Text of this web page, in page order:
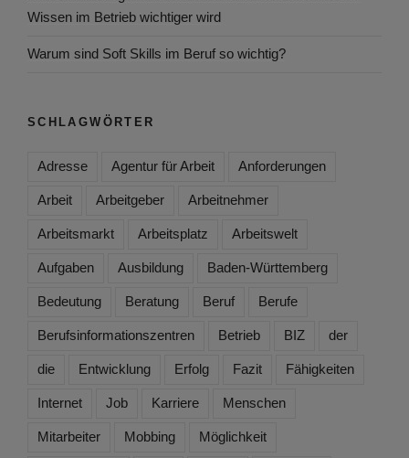
Wissen im Betrieb wichtiger wird
Warum sind Soft Skills im Beruf so wichtig?
SCHLAGWÖRTER
Adresse Agentur für Arbeit Anforderungen
Arbeit Arbeitgeber Arbeitnehmer
Arbeitsmarkt Arbeitsplatz Arbeitswelt
Aufgaben Ausbildung Baden-Württemberg
Bedeutung Beratung Beruf Berufe
Berufsinformationszentren Betrieb BIZ der
die Entwicklung Erfolg Fazit Fähigkeiten
Internet Job Karriere Menschen
Mitarbeiter Mobbing Möglichkeit